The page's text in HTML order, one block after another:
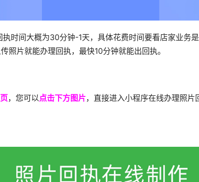
时间大概为30分钟-1天，具体花费时间要看店家业务
照片就能办理回执，最快10分钟就能出回执。
，您可以 点击下方图片，直接进入小程序在线办理照片